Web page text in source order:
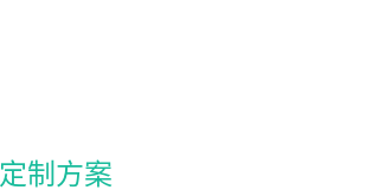
定制方案